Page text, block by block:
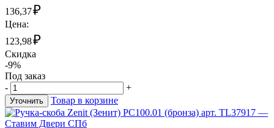
136,37₽
Цена:
123,98₽
Скидка
-9%
Под заказ
-
+
Уточнить Товар в корзине